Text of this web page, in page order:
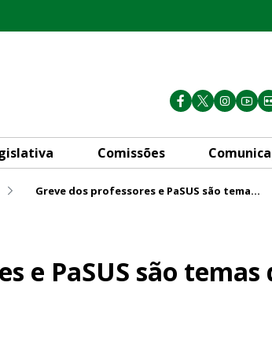
Comissões
Greve dos professores e PaSUS são temas de reunião da CLDF com Casa Civil
e PaSUS são